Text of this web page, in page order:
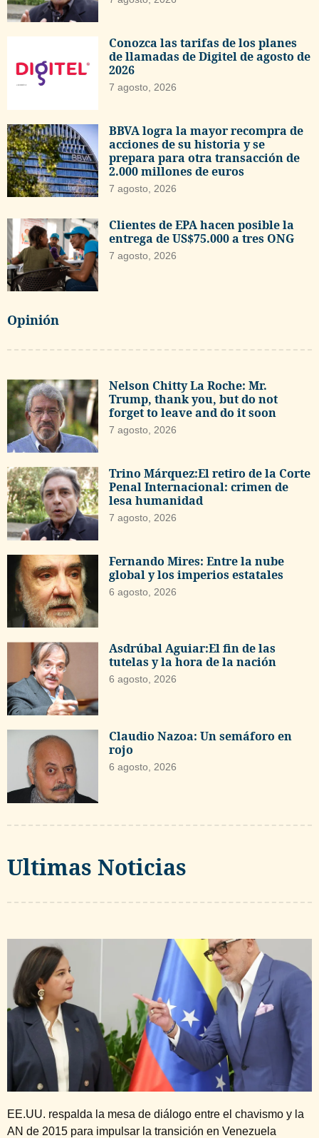
Conozca las tarifas de los planes
de llamadas de Digitel de agosto de
2026
7 agosto, 2026
BBVA logra la mayor recompra de
acciones de su historia y se
prepara para otra transacción de
2.000 millones de euros
7 agosto, 2026
Clientes de EPA hacen posible la
entrega de US$75.000 a tres ONG
7 agosto, 2026
Opinión
Nelson Chitty La Roche: Mr.
Trump, thank you, but do not
forget to leave and do it soon
7 agosto, 2026
Trino Márquez:El retiro de la Corte
Penal Internacional: crimen de
lesa humanidad
7 agosto, 2026
Fernando Mires: Entre la nube
global y los imperios estatales
6 agosto, 2026
Asdrúbal Aguiar:El fin de las
tutelas y la hora de la nación
6 agosto, 2026
Claudio Nazoa: Un semáforo en
rojo
6 agosto, 2026
Ultimas Noticias
EE.UU. respalda la mesa de diálogo entre el chavismo y la
AN de 2015 para impulsar la transición en Venezuela